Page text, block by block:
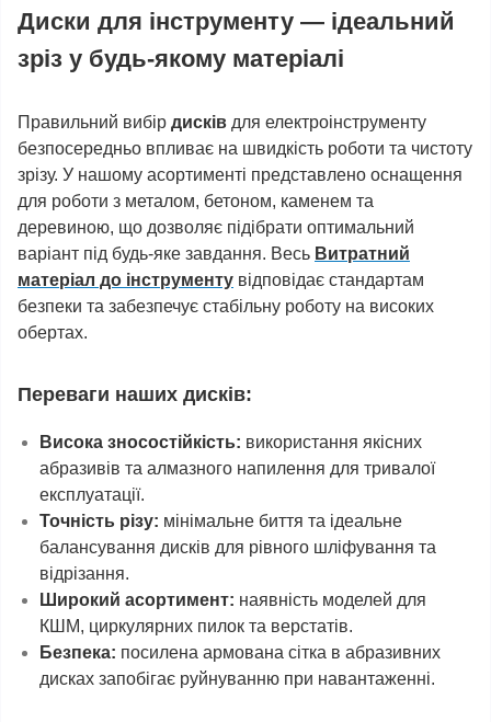
Диски для інструменту — ідеальний
зріз у будь-якому матеріалі
Правильний вибір дисків для електроінструменту
безпосередньо впливає на швидкість роботи та чистоту
зрізу. У нашому асортименті представлено оснащення
для роботи з металом, бетоном, каменем та
деревиною, що дозволяє підібрати оптимальний
варіант під будь-яке завдання. Весь Витратний
матеріал до інструменту відповідає стандартам
безпеки та забезпечує стабільну роботу на високих
обертах.
Переваги наших дисків:
Висока зносостійкість: використання якісних
абразивів та алмазного напилення для тривалої
експлуатації.
Точність різу: мінімальне биття та ідеальне
балансування дисків для рівного шліфування та
відрізання.
Широкий асортимент: наявність моделей для
КШМ, циркулярних пилок та верстатів.
Безпека: посилена армована сітка в абразивних
дисках запобігає руйнуванню при навантаженні.